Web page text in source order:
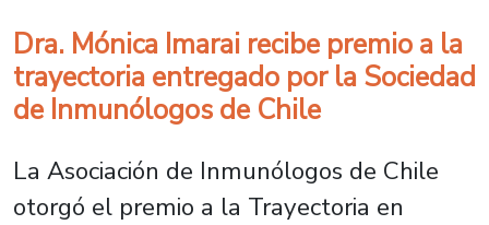
Dra. Mónica Imarai recibe premio a la
trayectoria entregado por la Sociedad
de Inmunólogos de Chile
La Asociación de Inmunólogos de Chile
otorgó el premio a la Trayectoria en